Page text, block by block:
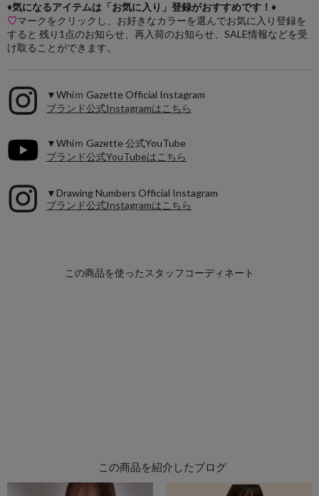
♦気になるアイテムは「お気に入り」登録がおすすめです！♦
♡マークをクリックし、お好きなカラーを選んでお気に入り登録を
すると 残り1点のお知らせ、再入荷のお知らせ、SALE情報などを受
け取ることができます。
▼Whiｍ Gazette Official Instagram
ブランド公式Instagramはこちら
▼Whiｍ Gazette 公式YouTube
ブランド公式YouTubeはこちら
▼Drawing Numbers Official Instagram
ブランド公式Instagramはこちら
この商品を紹介したブログ